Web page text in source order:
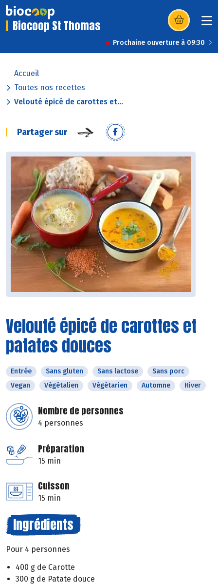
Biocoop St Thomas (s’ouvre dans
Prochaine ouverture à 09:30
Accueil
Toutes nos recettes
Velouté épicé de carottes et...
Partager sur
Velouté épicé de carottes et
patates douces
Entrée Sans gluten Sans lactose
Sans porc
Vegan
Végétalien Végétarien Automne Hiver
Nombre de personnes
4 personnes
Préparation
15 min
Cuisson
15 min
Ingrédients
Pour 4 personnes
400 g de Carotte
300 g de Patate douce